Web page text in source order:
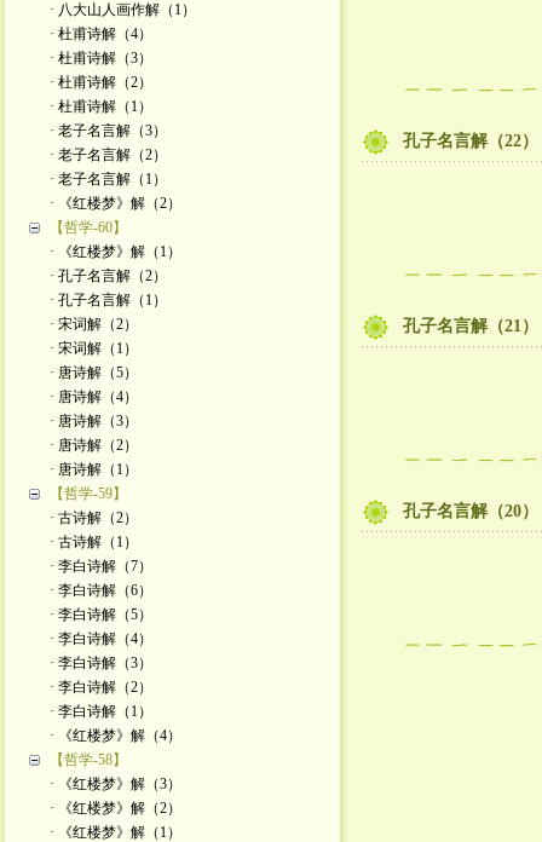
· 八大山人画作解（1）
· 杜甫诗解（4）
· 杜甫诗解（3）
· 杜甫诗解（2）
· 杜甫诗解（1）
· 老子名言解（3）
· 老子名言解（2）
· 老子名言解（1）
· 《红楼梦》解（2）
【哲学-60】
· 《红楼梦》解（1）
· 孔子名言解（2）
· 孔子名言解（1）
· 宋词解（2）
· 宋词解（1）
· 唐诗解（5）
· 唐诗解（4）
· 唐诗解（3）
· 唐诗解（2）
· 唐诗解（1）
【哲学-59】
· 古诗解（2）
· 古诗解（1）
· 李白诗解（7）
· 李白诗解（6）
· 李白诗解（5）
· 李白诗解（4）
· 李白诗解（3）
· 李白诗解（2）
· 李白诗解（1）
· 《红楼梦》解（4）
【哲学-58】
· 《红楼梦》解（3）
· 《红楼梦》解（2）
· 《红楼梦》解（1）
孔子名言解（22）
孔子名言解（21）
孔子名言解（20）